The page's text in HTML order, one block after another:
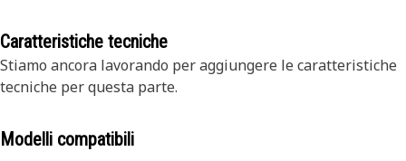
Caratteristiche tecniche
Stiamo ancora lavorando per aggiungere le caratteristiche
tecniche per questa parte.
Modelli compatibili